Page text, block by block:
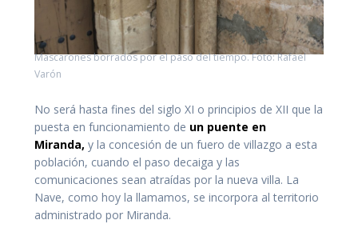
Mascarones borrados por el paso del tiempo. Foto: Rafael
Varón
No será hasta fines del siglo XI o principios de XII que la
puesta en funcionamiento de un puente en
Miranda, y la concesión de un fuero de villazgo a esta
población, cuando el paso decaiga y las
comunicaciones sean atraídas por la nueva villa. La
Nave, como hoy la llamamos, se incorpora al territorio
administrado por Miranda.